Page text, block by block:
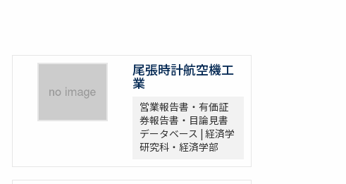
尾張時計航空機工
業
営業報告書・有価証
券報告書・目論見書
データベース | 経済学
研究科・経済学部